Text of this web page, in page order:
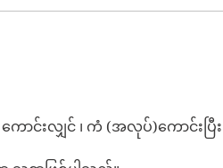
ဖိအား
ကောင်းလျှင် ၊ ကံ (အလုပ်)ကောင်